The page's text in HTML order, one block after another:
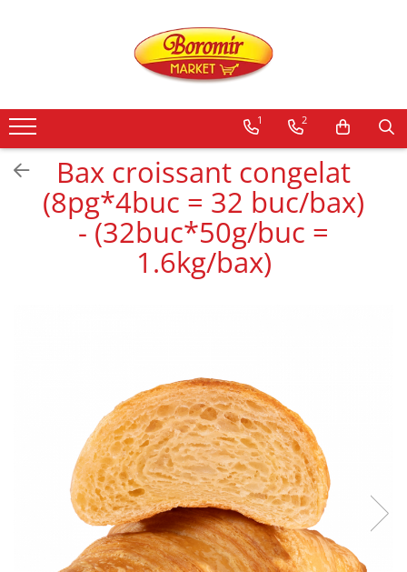
Produse de post
Cozonac
Cozonac Cremos
Cozonac Insiropat
Cozonac Exotic
Cozonac Creme
Cozonac Collection
Cozonac Cadou
Cozonac cu Unt
Cozonac Royal
Cozonac Mos Craciun
Cozonac Duofino
Cozonac Imperial
1 2
Bax croissant congelat
(8pg*4buc = 32 buc/bax)
- (32buc*50g/buc =
1.6kg/bax)